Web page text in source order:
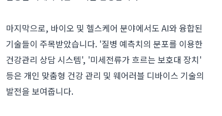
마지막으로, 바이오 및 헬스케어 분야에서도 AI와 융합된
기술들이 주목받았습니다. '질병 예측치의 분포를 이용한
건강관리 상담 시스템', '미세전류가 흐르는 보호대 장치'
등은 개인 맞춤형 건강 관리 및 웨어러블 디바이스 기술의
발전을 보여줍니다.